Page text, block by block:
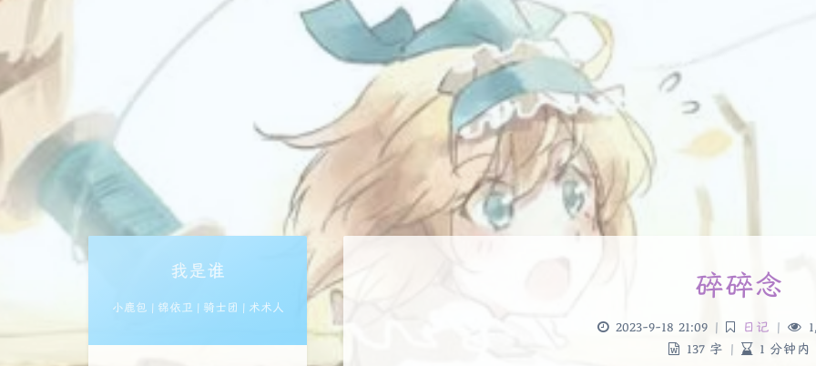
我是谁
小鹿包 | 锦依卫 | 骑士团 | 术术人
碎碎念
2023-9-18 21:09 | 日记 |
137 字 | 1 分钟内